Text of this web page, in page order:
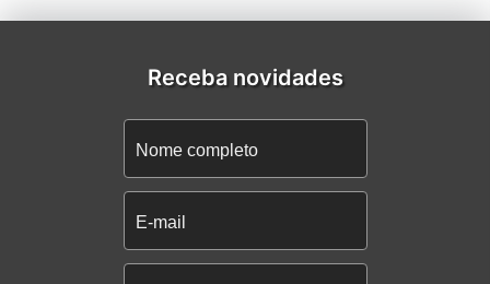
Receba novidades